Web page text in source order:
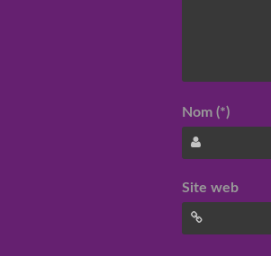
Nom (*)
Site web